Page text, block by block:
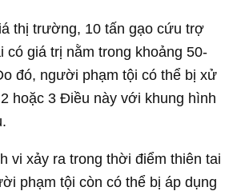
thị trường, 10 tấn gạo cứu trợ
có giá trị nằm trong khoảng 50-
đó, người phạm tội có thể bị xử
hoặc 3 Điều này với khung hình
vi xảy ra trong thời điểm thiên tai
phạm tội còn có thể bị áp dụng